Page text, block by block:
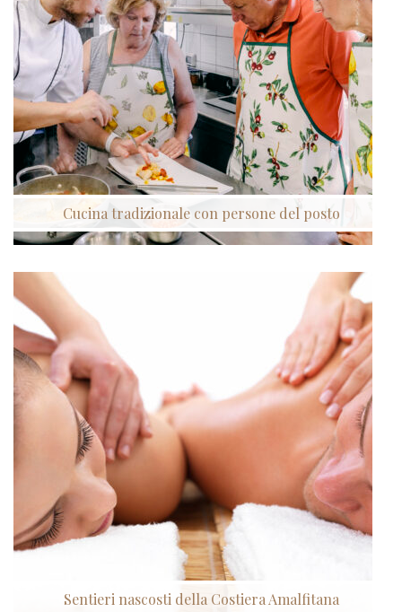
Cucina tradizionale con persone del posto
Sentieri nascosti della Costiera Amalfitana